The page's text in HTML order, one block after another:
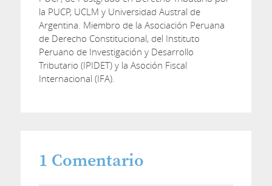
la PUCP, UCLM y Universidad Austral de
Argentina. Miembro de la Asociación Peruana
de Derecho Constitucional, del Instituto
Peruano de Investigación y Desarrollo
Tributario (IPIDET) y la Asoción Fiscal
Internacional (IFA).
1 Comentario